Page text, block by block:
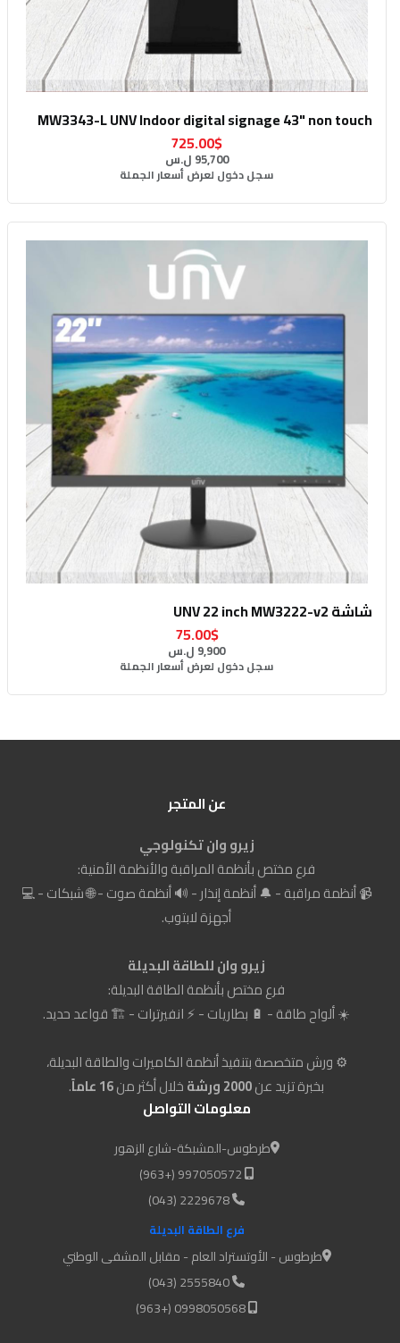
MW3343-L UNV Indoor digital signage 43" non touch
725.00$
95,700 ل.س
سجل دخول لعرض أسعار الجملة
شاشة UNV 22 inch MW3222-v2
75.00$
9,900 ل.س
سجل دخول لعرض أسعار الجملة
عن المتجر
زيرو وان تكنولوجي
فرع مختص بأنظمة المراقبة والأنظمة الأمنية:
📹 أنظمة مراقبة - 🔔 أنظمة إنذار - 🔊 أنظمة صوت - 🌐 شبكات - 💻
أجهزة لابتوب.
زيرو وان للطاقة البديلة
فرع مختص بأنظمة الطاقة البديلة:
☀️ ألواح طاقة - 🔋 بطاريات - ⚡ انفيرترات - 🏗️ قواعد حديد.
⚙️ ورش متخصصة بتنفيذ أنظمة الكاميرات والطاقة البديلة،
بخبرة تزيد عن2000 ورشة خلال أكثر من16 عاماً
.
معلومات التواصل
طرطوس-المشبكة-شارع الزهور
2229678 (043)
فرع الطاقة البديلة
طرطوس - الأوتستراد العام - مقابل المشفى الوطني
2555840 (043)